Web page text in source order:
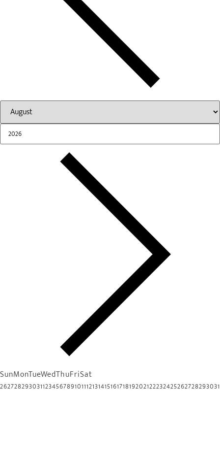
SunMonTueWedThuFriSat
26272829303112345678910111213141516171819202122232425262728293031